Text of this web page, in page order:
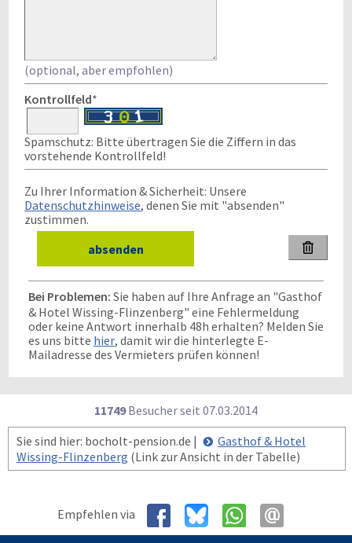
(optional, aber empfohlen)
Kontrollfeld*
Spamschutz: Bitte übertragen Sie die Ziffern in das
vorstehende Kontrollfeld!
Zu Ihrer Information & Sicherheit: Unsere
Datenschutzhinweise, denen Sie mit "absenden"
zustimmen.

Bei Problemen: Sie haben auf Ihre Anfrage an "Gasthof
& Hotel Wissing-Flinzenberg" eine Fehlermeldung
oder keine Antwort innerhalb 48h erhalten? Melden Sie
es uns bitte hier, damit wir die hinterlegte E-
Mailadresse des Vermieters prüfen können!
11749Besucher seit 07.03.2014
Sie sind hier: bocholt-pension.de |
Gasthof & Hotel
Wissing-Flinzenberg (Link zur Ansicht in der Tabelle)
Empfehlen via